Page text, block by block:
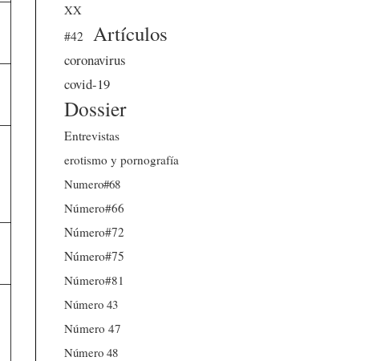
XX
#42
Artículos
coronavirus
covid-19
Dossier
Entrevistas
erotismo y pornografía
Numero#68
Número#66
Número#72
Número#75
Número#81
Número 43
Número 47
Número 48